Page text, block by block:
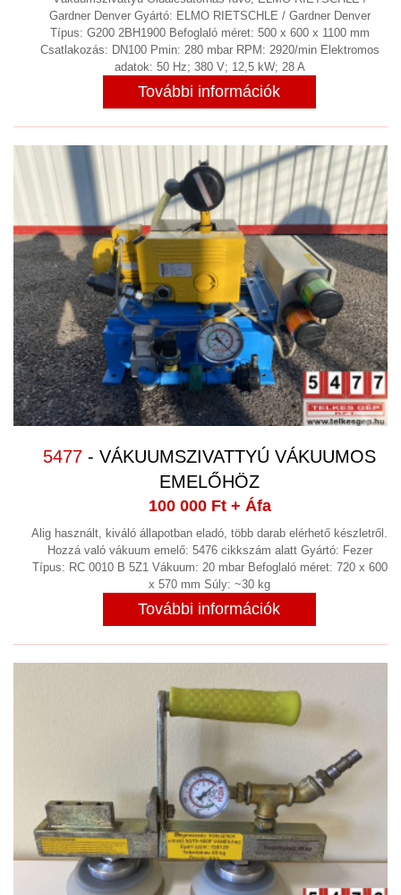
Gardner Denver Gyártó: ELMO RIETSCHLE / Gardner Denver
Típus: G200 2BH1900 Befoglaló méret: 500 x 600 x 1100 mm
Csatlakozás: DN100 Pmin: 280 mbar RPM: 2920/min Elektromos
adatok: 50 Hz; 380 V; 12,5 kW; 28 A
További információk
5477 - VÁKUUMSZIVATTYÚ VÁKUUMOS
EMELŐHÖZ
100 000 Ft+ Áfa
Alig használt, kiváló állapotban eladó, több darab elérhető készletről.
Hozzá való vákuum emelő: 5476 cikkszám alatt Gyártó: Fezer
Típus: RC 0010 B 5Z1 Vákuum: 20 mbar Befoglaló méret: 720 x 600
x 570 mm Súly: ~30 kg
További információk